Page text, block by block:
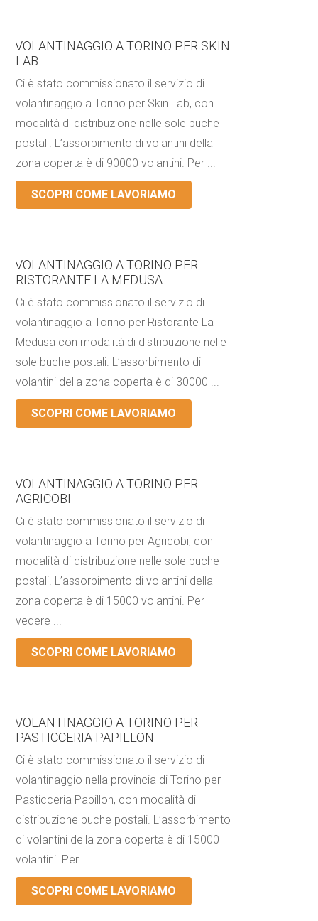
VOLANTINAGGIO A TORINO PER SKIN
LAB
Ci è stato commissionato il servizio di
volantinaggio a Torino per Skin Lab, con
modalità di distribuzione nelle sole buche
postali. L’assorbimento di volantini della
zona coperta è di 90000 volantini. Per ...
SCOPRI COME LAVORIAMO
VOLANTINAGGIO A TORINO PER
RISTORANTE LA MEDUSA
Ci è stato commissionato il servizio di
volantinaggio a Torino per Ristorante La
Medusa con modalità di distribuzione nelle
sole buche postali. L’assorbimento di
volantini della zona coperta è di 30000 ...
SCOPRI COME LAVORIAMO
VOLANTINAGGIO A TORINO PER
AGRICOBI
Ci è stato commissionato il servizio di
volantinaggio a Torino per Agricobi, con
modalità di distribuzione nelle sole buche
postali. L’assorbimento di volantini della
zona coperta è di 15000 volantini. Per
vedere ...
SCOPRI COME LAVORIAMO
VOLANTINAGGIO A TORINO PER
PASTICCERIA PAPILLON
Ci è stato commissionato il servizio di
volantinaggio nella provincia di Torino per
Pasticceria Papillon, con modalità di
distribuzione buche postali. L’assorbimento
di volantini della zona coperta è di 15000
volantini. Per ...
SCOPRI COME LAVORIAMO